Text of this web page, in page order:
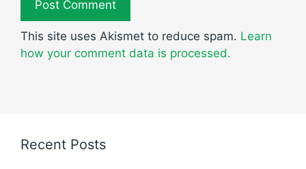
This site uses Akismet to reduce spam. Learn
how your comment data is processed.
Recent Posts